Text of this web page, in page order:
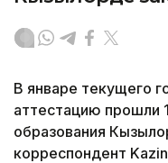
В январе текущего
аттестацию прошли
образования
корреспондент